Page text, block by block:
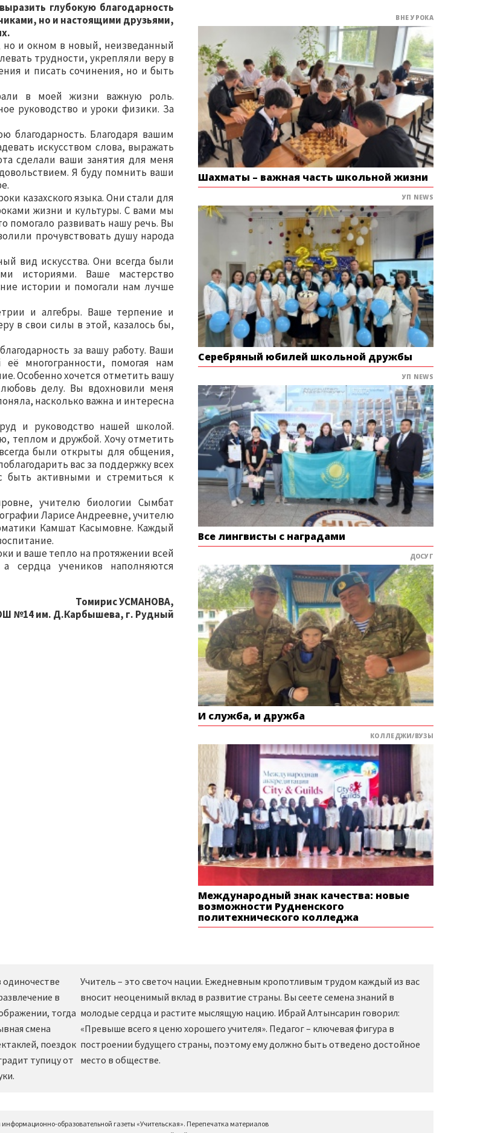
глубокую благодарность
но и настоящими друзьями,
и окном в новый, неизведанный
трудности, укрепляли веру в
и писать сочинения, но и быть
в моей жизни важную роль.
руководство и уроки физики. За
благодарность. Благодаря вашим
искусством слова, выражать
сделали ваши занятия для меня
Я буду помнить ваши
казахского языка. Они стали для
жизни и культуры. С вами мы
помогало развивать нашу речь. Вы
прочувствовать душу народа
вид искусства. Они всегда были
историями. Ваше мастерство
истории и помогали нам лучше
и алгебры. Ваше терпение и
в свои силы в этой, казалось бы,
за вашу работу. Ваши
многогранности, помогая нам
Особенно хочется отметить вашу
делу. Вы вдохновили меня
насколько важна и интересна
и руководство нашей школой.
теплом и дружбой. Хочу отметить
были открыты для общения,
вас за поддержку всех
быть активными и стремиться к
учителю биологии Сымбат
Ларисе Андреевне, учителю
Камшат Касымовне. Каждый
и ваше тепло на протяжении всей
сердца учеников наполняются
Томирис УСМАНОВА,
№14 им. Д.Карбышева, г. Рудный
ВНЕ УРОКА
Шахматы – важная часть школьной жизни
УП NEWS
Серебряный юбилей школьной дружбы
УП NEWS
Все лингвисты с наградами
ДОСУГ
И служба, и дружба
КОЛЛЕДЖИ/ВУЗЫ
Международный знак качества: новые
возможности Рудненского
политехнического колледжа
в
тогда
смена
поездок
тупицу от
Учитель – это светоч нации. Ежедневным кропотливым трудом каждый из вас
вносит неоценимый вклад в развитие страны. Вы сеете семена знаний в
молодые сердца и растите мыслящую нацию. Ибрай Алтынсарин говорил:
«Превыше всего я ценю хорошего учителя». Педагог – ключевая фигура в
построении будущего страны, поэтому ему должно быть отведено достойное
место в обществе.
образовательной газеты «Учительская». Перепечатка материалов